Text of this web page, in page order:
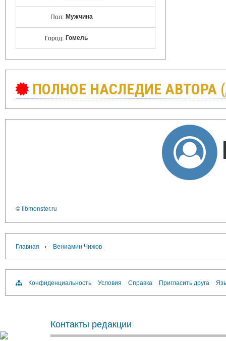
Пол: Мужчина
Город: Гомель
ПОЛНОЕ НАСЛЕДИЕ
©libmonster.ru
Главная › Вениамин Чижов
Конфиденциальность Условия Справка Пригласить друга
Контакты редакции